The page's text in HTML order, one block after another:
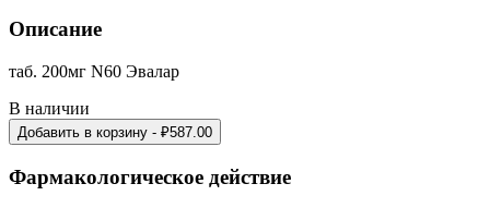
Описание
таб. 200мг N60 Эвалар
В наличии
Добавить в корзину - ₽587.00
Фармакологическое действие